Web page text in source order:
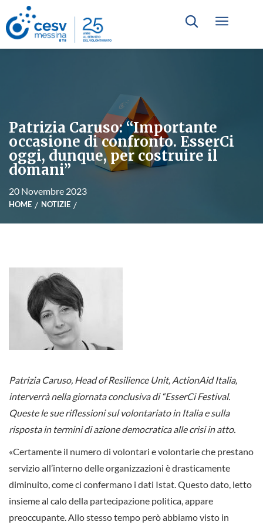
Patrizia Caruso: “Importante
occasione di confronto. EsserCi
oggi, dunque, per costruire il
domani”
20 Novembre 2023
HOME NOTIZIE
Patrizia Caruso, Head of Resilience Unit, ActionAid Italia,
interverrà nella giornata conclusiva di “EsserCi Festival.
Queste le sue riflessioni sul volontariato in Italia e sulla
risposta in termini di azione democratica alle crisi in atto.
«Certamente il numero di volontari e volontarie che prestano
servizio all’interno delle organizzazioni è drasticamente
diminuito, come ci confermano i dati Istat. Questo dato, letto
insieme al calo della partecipazione politica, appare
preoccupante. Allo stesso tempo però abbiamo visto in